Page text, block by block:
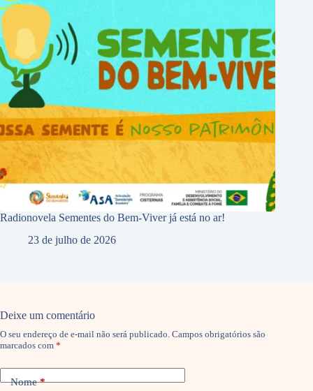
Radionovela Sementes do Bem-Viver já está no ar!
23 de julho de 2026
Deixe um comentário
O seu endereço de e-mail não será publicado. Campos obrigatórios são
marcados com *
Nome*